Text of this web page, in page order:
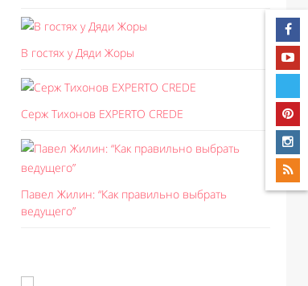
В гостях у Дяди Жоры
Серж Тихонов EXPERTO CREDE
Павел Жилин: “Как правильно выбрать
ведущего”